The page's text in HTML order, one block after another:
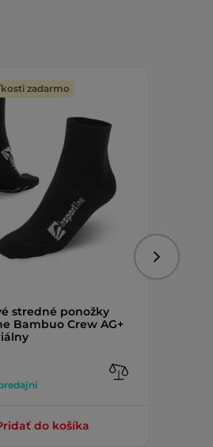
stredné ponožky
Bambuo Crew AG+
zadarmo
do košíka